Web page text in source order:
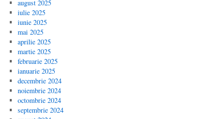
august 2025
iulie 2025
iunie 2025
mai 2025
aprilie 2025
martie 2025
februarie 2025
ianuarie 2025
decembrie 2024
noiembrie 2024
octombrie 2024
septembrie 2024